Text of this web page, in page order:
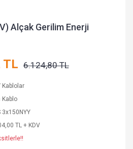
Alçak Gerilim Enerji
TL 6.124,80 TL
Kablolar
Kablo
3x150NYY
TL + KDV